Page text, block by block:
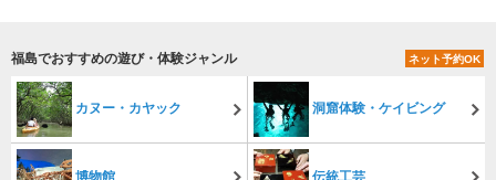
福島でおすすめの遊び・体験ジャンル ネット予約OK
カヌー・カヤック 洞窟体験・ケイビング
博物館 伝統工芸